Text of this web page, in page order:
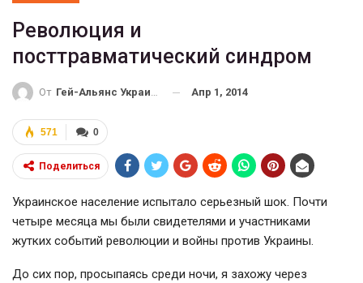
Революция и
посттравматический синдром
От Гей-Альянс Украина Апр 1, 2014
0
571
Поделиться
Украинское население испытало серьезный шок. Почти
четыре месяца мы были свидетелями и участниками
жутких событий революции и войны против Украины.
До сих пор, просыпаясь среди ночи, я захожу через